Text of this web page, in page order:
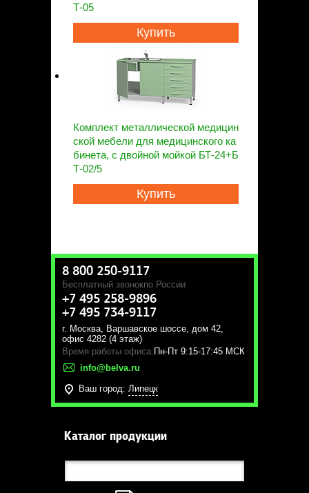
Т-05
Купить
Комплект металлической медицин
ской мебели для медицинского ка
бинета, с двойной мойкой БТ-24+Б
Т-02/5
Купить
8 800 250-9117
Бесплатный звонокпо России
+7 495 258-9896
+7 495 734-9117
г. Москва, Варшавское шоссе, дом 42,
офис 4282 (4 этаж)
Время работы офиса: Пн-Пт 9:15-17:45 МСК
info@belva.ru
Ваш город: Липецк
Каталог продукции